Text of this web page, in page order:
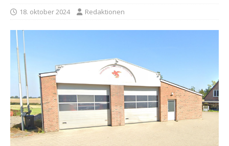
18. oktober 2024 Redaktionen